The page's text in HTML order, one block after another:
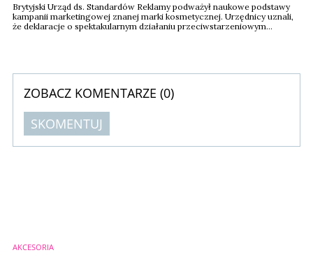
Brytyjski Urząd ds. Standardów Reklamy podważył naukowe podstawy
kampanii marketingowej znanej marki kosmetycznej. Urzędnicy uznali,
że deklaracje o spektakularnym działaniu przeciwstarzeniowym
ZOBACZ KOMENTARZE (0)
SKOMENTUJ
AKCESORIA